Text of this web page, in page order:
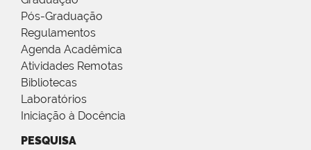
Pós-Graduação
Regulamentos
Agenda Acadêmica
Atividades Remotas
Bibliotecas
Laboratórios
Iniciação à Docência
PESQUISA